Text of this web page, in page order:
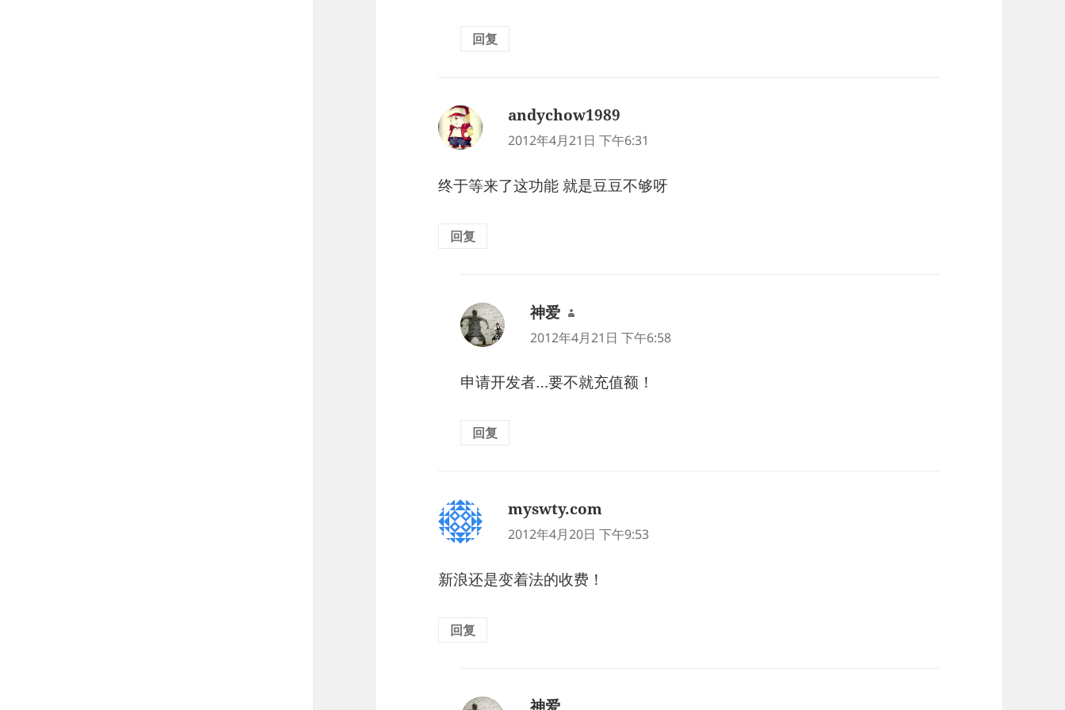
回复
andychow1989
道：
2012年4月21日 下午6:31
终于等来了这功能 就是豆豆不够呀
回复
神爱
说
道：
2012年4月21日 下午6:58
申请开发者…要不就充值额！
回复
myswty.com
道：
2012年4月20日 下午9:53
新浪还是变着法的收费！
回复